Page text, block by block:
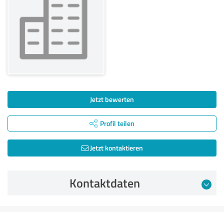
Jetzt bewerten
Profil teilen
Jetzt kontaktieren
Kontaktdaten